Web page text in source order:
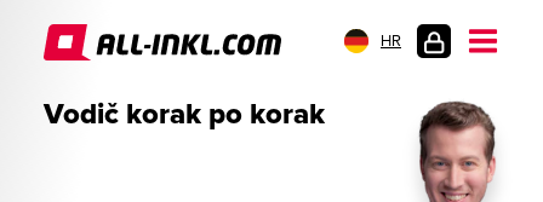
HR
Vodič korak po korak